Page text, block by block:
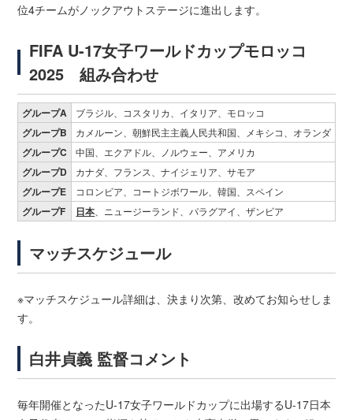
位4チームがノックアウトステージに進出します。
FIFA U-17女子ワールドカップモロッコ
2025 組み合わせ
グループA ブラジル、コスタリカ、イタリア、モロッコ
グループB カメルーン、朝鮮民主主義人民共和国、メキシコ、オランダ
グループC 中国、エクアドル、ノルウェー、アメリカ
グループD カナダ、フランス、ナイジェリア、サモア
グループE コロンビア、コートジボワール、韓国、スペイン
グループF 日本 、ニュージーランド、パラグアイ、ザンビア
マッチスケジュール
※マッチスケジュール詳細は、決まり次第、改めてお知らせしま
す。
白井貞義 監督コメント
毎年開催となったU-17女子ワールドカップに出場するU-17日本